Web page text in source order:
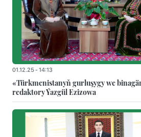
01.12.25 - 14:13
«Türkmenistanyň gurluşygy we
redaktory Ýazgül Ezizowa